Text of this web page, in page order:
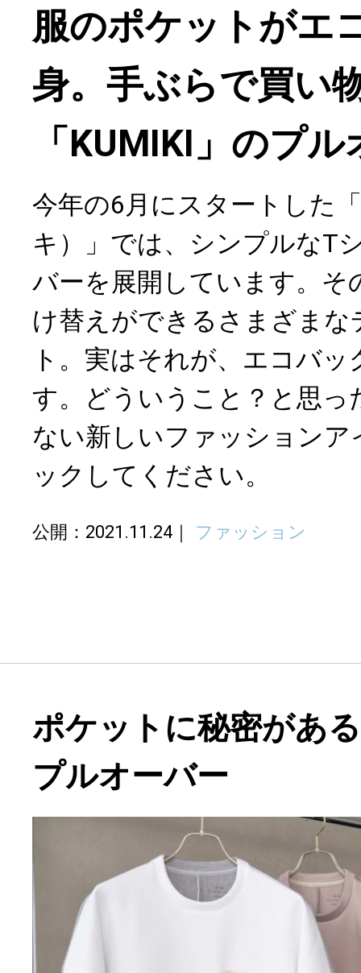
服のポケットがエ
身。手ぶらで買い
「KUMIKI」のプ
今年の6月にスタートした
キ）」では、シンプルなT
バーを展開しています。そ
け替えができるさまざま
ト。実はそれが、エコバ
す。どういうこと？と思っ
ない新しいファッション
ックしてください。
公開：2021.11.24 ファッション
ポケットに秘密があ
プルオーバー